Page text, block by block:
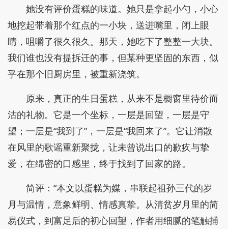
她没有评价蛋糕的味道。她只是拿起小勺，小心
地挖起带着那个红点的一小块，送进嘴里，闭上眼
睛，咀嚼了很久很久。那天，她吃下了整整一大块。
我们谁也没有提拆迁的事，但某种更坚固的东西，似
乎在那个旧厨房里，被重新浇筑。
原来，真正的生日蛋糕，从来不是橱窗里待价而
沽的礼物。它是一个坐标，一层是回望，一层是守
望；一层是“我到了”，一层是“我回来了”。它让消散
在风里的歌谣重新聚拢，让未曾说出口的歉疚与挚
爱，在绵密的口感里，终于找到了回家的路。
简评：“本文以蛋糕为媒，串联起祖孙三代的岁
月与温情，意象鲜明、情感真挚。从清贫岁月里的简
易仪式，到富足后的初心回望，作者用细腻的笔触捕